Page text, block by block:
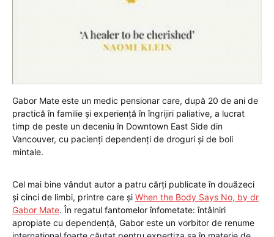
Gabor Mate este un medic pensionar care, după 20 de ani de
practică în familie și experiență în îngrijiri paliative, a lucrat
timp de peste un deceniu în Downtown East Side din
Vancouver, cu pacienți dependenți de droguri și de boli
mintale.
Cel mai bine vândut autor a patru cărți publicate în douăzeci
și cinci de limbi, printre care și When the Body Says No, by dr
Gabor Mate. În regatul fantomelor înfometate: întâlniri
apropiate cu dependență, Gabor este un vorbitor de renume